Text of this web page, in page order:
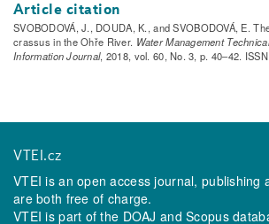
Article citation
SVOBODOVÁ, J., DOUDA, K., and SVOBODOVÁ, E.
crassus in the Ohře River. Water Management
Information Journal, 2018, vol. 60, No. 3, p. 40–42.
VTEI.cz
VTEI is an open access journal, publishing
are both free of charge.
VTEI is part of the DOAJ andScopus